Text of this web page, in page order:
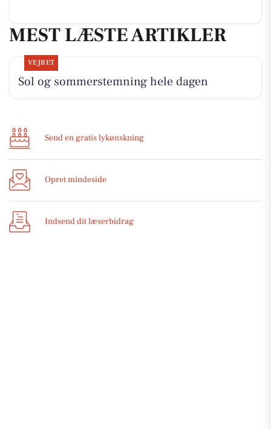
MEST LÆSTE ARTIKLER
VEJRET
Sol og sommerstemning hele dagen
Send en gratis lykønskning
Opret mindeside
Indsend dit læserbidrag